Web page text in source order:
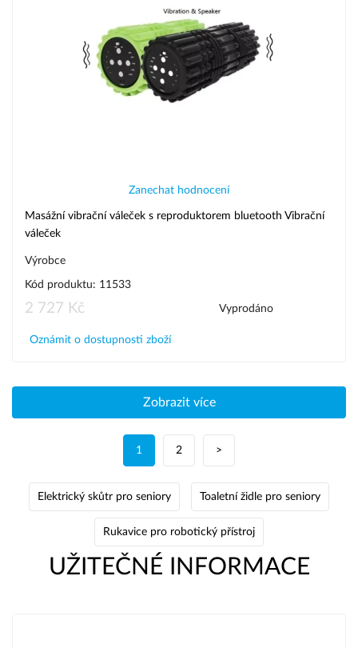
Zanechat hodnocení
Masážní vibrační váleček s reproduktorem bluetooth Vibrační
váleček
Výrobce
Kód produktu: 11533
2 727 Kč Vyprodáno
Oznámit o dostupnosti zboží
Zobrazit více
1 2 >
Elektrický skůtr pro seniory Toaletní židle pro seniory
Rukavice pro robotický přístroj
UŽITEČNÉ INFORMACE